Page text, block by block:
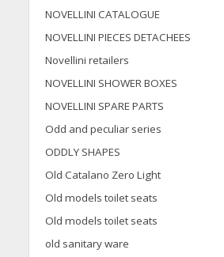
NOVELLINI CATALOGUE
NOVELLINI PIECES DETACHEES
Novellini retailers
NOVELLINI SHOWER BOXES
NOVELLINI SPARE PARTS
Odd and peculiar series
ODDLY SHAPES
Old Catalano Zero Light
Old models toilet seats
Old models toilet seats
old sanitary ware